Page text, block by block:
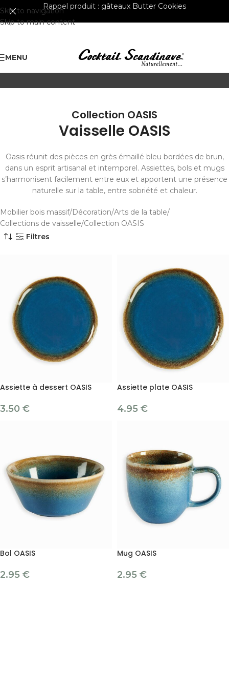
Skip to navigation
Skip to main content
Rappel produit : gâteaux Butter Cookies
MENU
Collection OASIS
Vaisselle OASIS
Oasis réunit des pièces en grès émaillé bleu bordées de brun,
dans un esprit artisanal et intemporel. Assiettes, bols et mugs
s’harmonisent facilement entre eux et apportent une présence
naturelle sur la table, entre sobriété et chaleur.
Mobilier bois massif Décoration Arts de la table
Collections de vaisselle Collection OASIS
Filtres
Assiette à dessert OASIS
3.50 €
Assiette plate OASIS
4.95 €
Bol OASIS
2.95 €
Mug OASIS
2.95 €